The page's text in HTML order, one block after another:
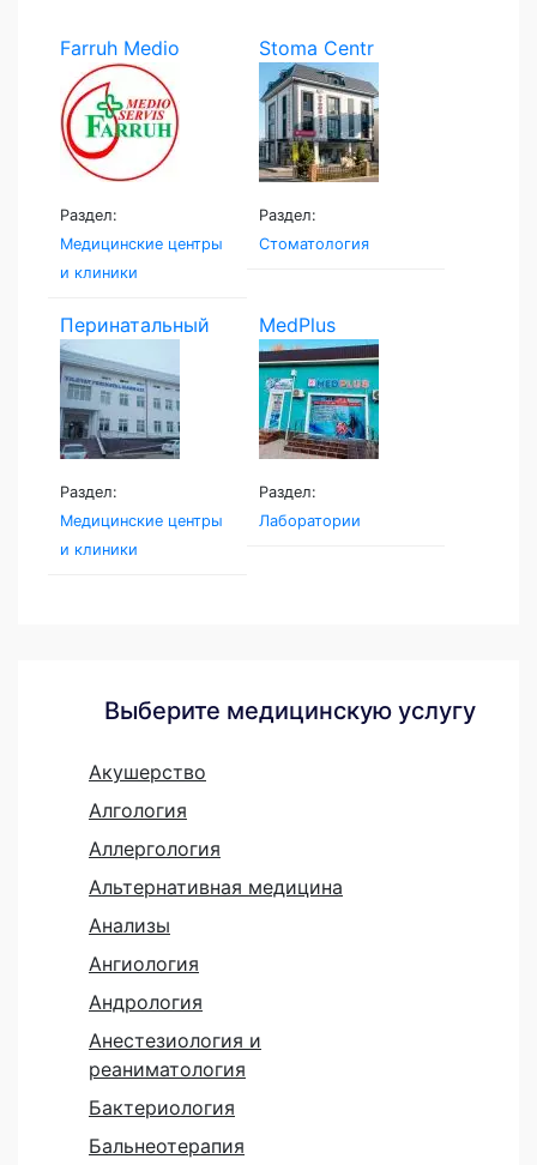
Farruh Medio
Servis
Раздел:
Медицинские центры
и клиники
Stoma Centr
Раздел:
Стоматология
Перинатальный
центр...
Раздел:
Медицинские центры
и клиники
MedPlus
Раздел:
Лаборатории
Выберите медицинскую услугу
Акушерство
Алгология
Аллергология
Альтернативная медицина
Анализы
Ангиология
Андрология
Анестезиология и
реаниматология
Бактериология
Бальнеотерапия